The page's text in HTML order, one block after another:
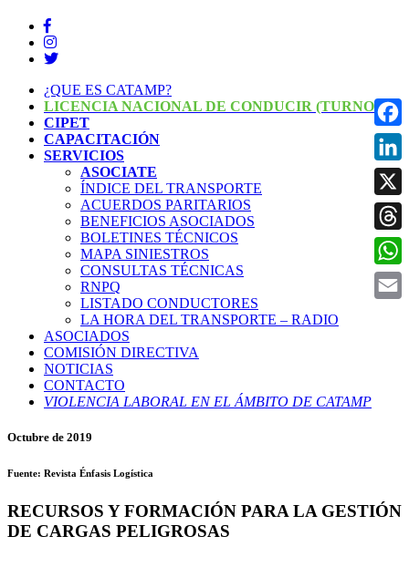
¿QUE ES CATAMP?
LICENCIA NACIONAL DE CONDUCIR (TURNOS)
CIPET
CAPACITACIÓN
SERVICIOS
ASOCIATE
ÍNDICE DEL TRANSPORTE
ACUERDOS PARITARIOS
BENEFICIOS ASOCIADOS
BOLETINES TÉCNICOS
MAPA SINIESTROS
CONSULTAS TÉCNICAS
RNPQ
LISTADO CONDUCTORES
LA HORA DEL TRANSPORTE – RADIO
ASOCIADOS
COMISIÓN DIRECTIVA
NOTICIAS
CONTACTO
VIOLENCIA LABORAL EN EL ÁMBITO DE CATAMP
Octubre de 2019
Fuente: Revista Énfasis Logística
RECURSOS Y FORMACIÓN PARA LA GESTIÓN
DE CARGAS PELIGROSAS
X